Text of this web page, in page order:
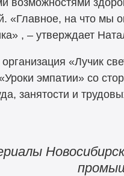
«Главное, на что мы
, – утверждает
«Лучик
эмпатии» со
занятости и